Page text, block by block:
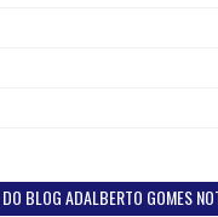
BLOG ADALBERTO GOMES